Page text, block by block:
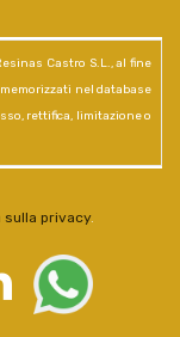
Castro S.L., al fine
nel database
rettifica, limitazione o
sulla privacy.